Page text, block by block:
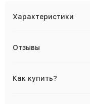
Характеристики
Отзывы
Как купить?